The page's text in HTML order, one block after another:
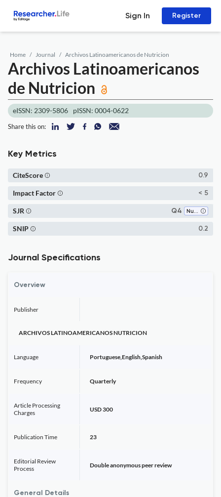
Sign In Register
Home Journal Archivos Latinoamericanos de Nutricion
Archivos Latinoamericanos
de Nutricion
eISSN: 2309-5806 pISSN: 0004-0622
Share this on:
Key Metrics
0.9
CiteScore
< 5
Impact Factor
Q4 Nutrition and Dietetics
SJR
0.2
SNIP
Journal Specifications
Overview
Publisher
ARCHIVOS LATINOAMERICANOS NUTRICION
Language Portuguese,English,Spanish
Frequency Quarterly
Article Processing
Charges
USD 300
Publication Time 23
Editorial Review
Process
Double anonymous peer review
General Details